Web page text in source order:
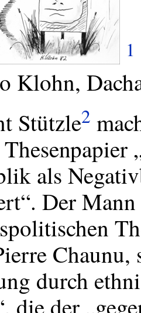
1
Klohn,
Stützle2
als
Der
Chaunu,
durch
die der